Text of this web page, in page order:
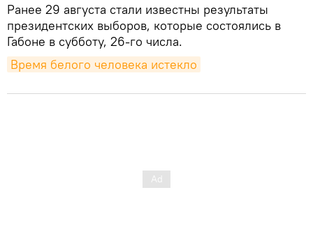
Ранее 29 августа стали известны результаты
президентских выборов, которые состоялись в
Габоне в субботу, 26-го числа.
Время белого человека истекло